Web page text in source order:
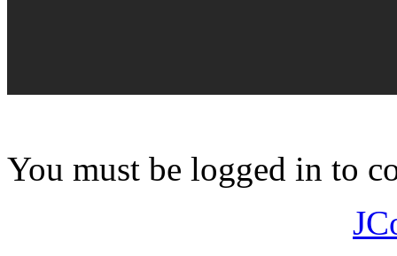
You must be logged in to